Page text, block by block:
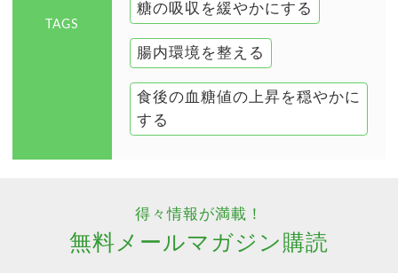
TAGS
糖の吸収を緩やかにする
腸内環境を整える
食後の血糖値の上昇を穏やかに
する
得々情報が満載！
無料メールマガジン購読